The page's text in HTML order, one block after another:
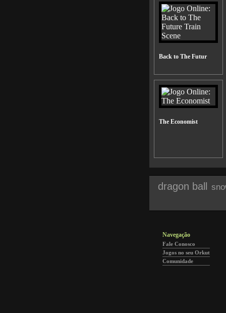
Back to The Futur
The Economist
dragon ball
Navegação
Fale Conosco
Jogos no seu Orkut
Comunidade